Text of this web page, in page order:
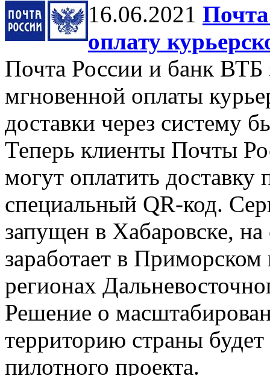
16.06.2021
оплату
Почта России и банк ВТБ
мгновенной оплаты
доставки через
Теперь клиенты Почты
могут оплатить
специальный QR-код.
запущен в Хабаровске,
заработает в Приморском
регионах
Решение о
территорию страны
пилотного проекта.